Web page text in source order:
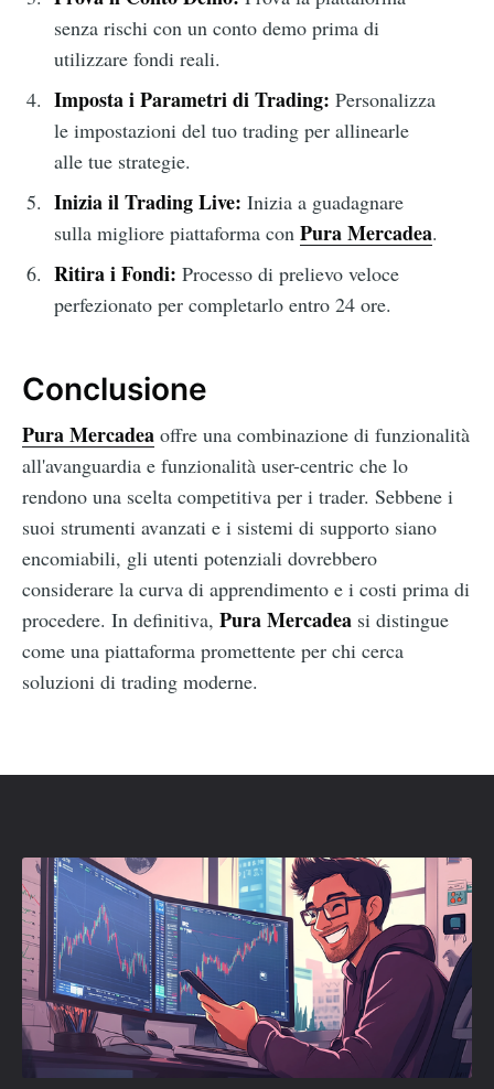
senza rischi con un conto demo prima di
utilizzare fondi reali.
Imposta i Parametri di Trading: Personalizza
le impostazioni del tuo trading per allinearle
alle tue strategie.
Inizia il Trading Live: Inizia a guadagnare
sulla migliore piattaforma con Pura Mercadea.
Ritira i Fondi: Processo di prelievo veloce
perfezionato per completarlo entro 24 ore.
Conclusione
Pura Mercadea offre una combinazione di funzionalità
all'avanguardia e funzionalità user-centric che lo
rendono una scelta competitiva per i trader. Sebbene i
suoi strumenti avanzati e i sistemi di supporto siano
encomiabili, gli utenti potenziali dovrebbero
considerare la curva di apprendimento e i costi prima di
procedere. In definitiva, Pura Mercadea si distingue
come una piattaforma promettente per chi cerca
soluzioni di trading moderne.